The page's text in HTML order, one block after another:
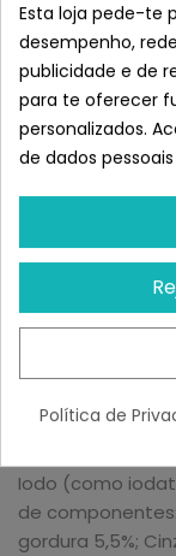
Com óleo de
insaturados que
cabelo.
Cozimento
ingredientes
sua consistência
Carne, coração,
e coração de
pato (24,5%);
(0,5%). Aditivos
mg; Manganês
Iodo (como
de
gordura 5,5%;
Esta loja pede-te
desempenho,
publicidade e de
para te oferecer
personalizados.
de dados
Política de